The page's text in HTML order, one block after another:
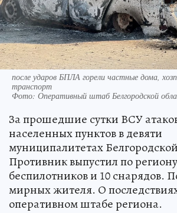
после ударов БПЛА горели частные дома,
транспорт
Фото: Оперативный штаб Белгородской
За прошедшие сутки ВСУ
населенных пунктов в девяти
муниципалитетах
Противник выпустил по
беспилотников и 10 снарядов.
мирных жителя. О
оперативном штабе региона.